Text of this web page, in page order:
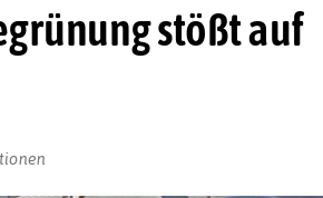
stößt auf